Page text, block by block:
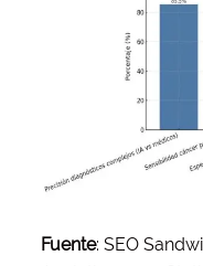
Fuente: SEO